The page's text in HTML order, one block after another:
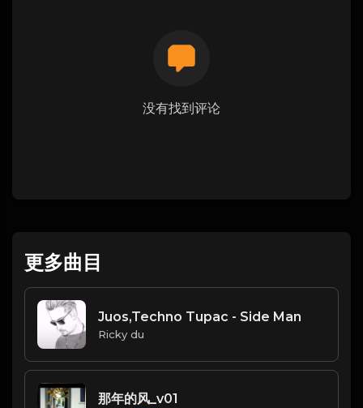
没有找到评论
更多曲目
Juos,Techno Tupac - Side Man
Ricky du
那年的风_v01